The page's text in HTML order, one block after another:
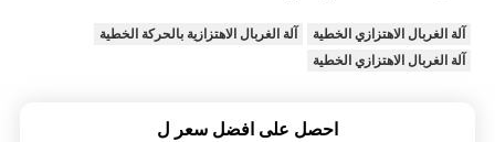
آلة الغربال الاهتزازي الخطية
آلة الغربال الاهتزازية بالحركة الخطية
آلة الغربال الاهتزازي الخطية
احصل على افضل سعر ل